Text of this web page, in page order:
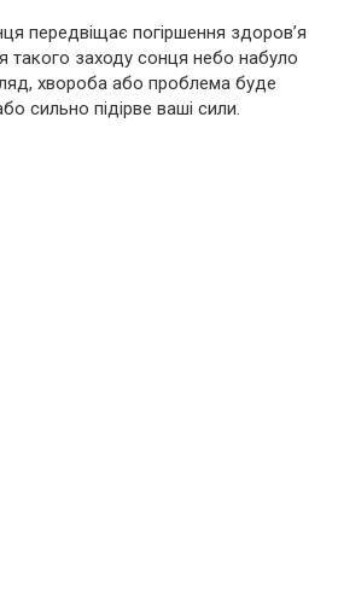
передвіщає погіршення здоров’я
такого заходу сонця небо набуло
хвороба або проблема буде
сильно підірве ваші сили.